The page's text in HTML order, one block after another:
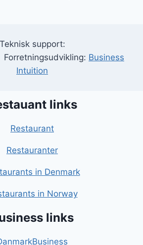
Teknisk support:
Business
Intuition
links
Restaurant
Restauranter
in Denmark
in Norway
links